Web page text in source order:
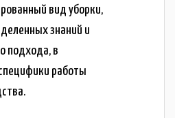
вид уборки,
знаний и
подхода, в
работы